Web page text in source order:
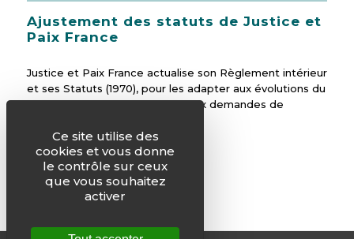
Ajustement des statuts de Justice et
Paix France
Justice et Paix France actualise son Règlement intérieur
et ses Statuts (1970), pour les adapter aux évolutions du
droit et de la vie, et répondre aux demandes de
Ce site utilise des
cookies et vous donne
le contrôle sur ceux
que vous souhaitez
activer